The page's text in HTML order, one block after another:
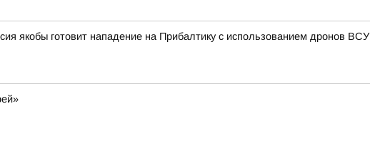
якобы готовит нападение на Прибалтику с использованием дронов ВСУ